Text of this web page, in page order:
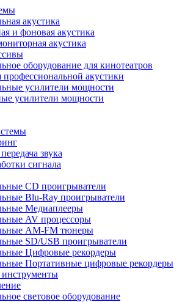
акустика
и фоновая акустика
акустика
оборудование для кинотеатров
акустики
усилители мощности
усилители мощности
звука
сигнала
СD проигрыватели
Blu-Ray проигрыватели
Медиаплееры
AV процессоры
AM-FM тюнеры
SD/USB проигрыватели
Цифровые рекордеры
Портативные цифровые рекордеры
световое оборудование